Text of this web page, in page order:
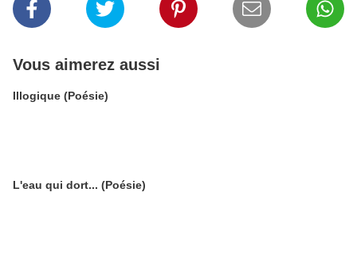
Vous aimerez aussi
Illogique (Poésie)
L'eau qui dort... (Poésie)